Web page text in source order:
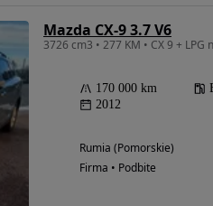
Mazda CX-9 3.7 V6
3726 cm3 • 277 KM • CX 9 +
170 000 km
2012
Rumia (Pomorskie)
Firma • Podbite